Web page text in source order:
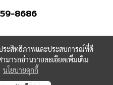
8686
ระสิทธิภาพและประสบการณ์ที่ดี
มารถอ่านรายละเอียดเพิ่มเติม
นโยบายคุกกี้